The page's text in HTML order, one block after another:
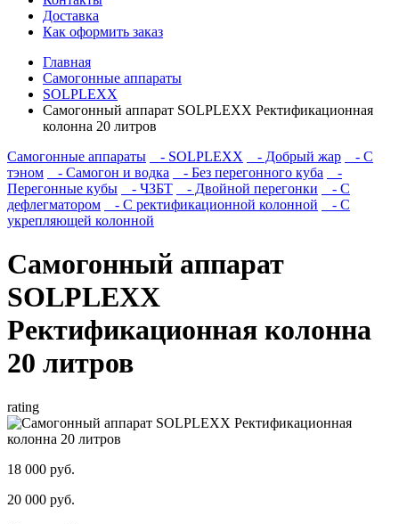
Доставка
Как оформить заказ
Главная
Самогонные аппараты
SOLPLEXX
Самогонный аппарат SOLPLEXX Ректификационная
колонна 20 литров
Самогонные аппараты
- SOLPLEXX - Добрый жар
- С
тэном
- Самогон и водка - Без перегонного куба
-
Перегонные кубы
- ЧЗБТ - Двойной перегонки
- С
дефлегматором
- С ректификационной колонной
- С
укрепляющей колонной
Самогонный аппарат
SOLPLEXX
Ректификационная колонна
20 литров
rating
18 000 руб.
20 000 руб.